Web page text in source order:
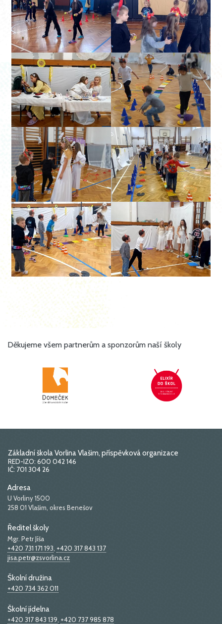
Děkujeme všem partnerům a sponzorům naší školy
Základní škola Vorlina Vlašim, příspěvková organizace
RED-IZO: 600 042 146
IČ: 701 304 26
Adresa
U Vorliny 1500
258 01 Vlašim, okres Benešov
Ředitel školy
Mgr. Petr Jíša
+420 731 171 193 +420 317 843 137
jisa.petr@zsvorlina.cz
Školní družina
+420 734 362 011
Školní jídelna
+420 317 843 139 +420 737 985 878